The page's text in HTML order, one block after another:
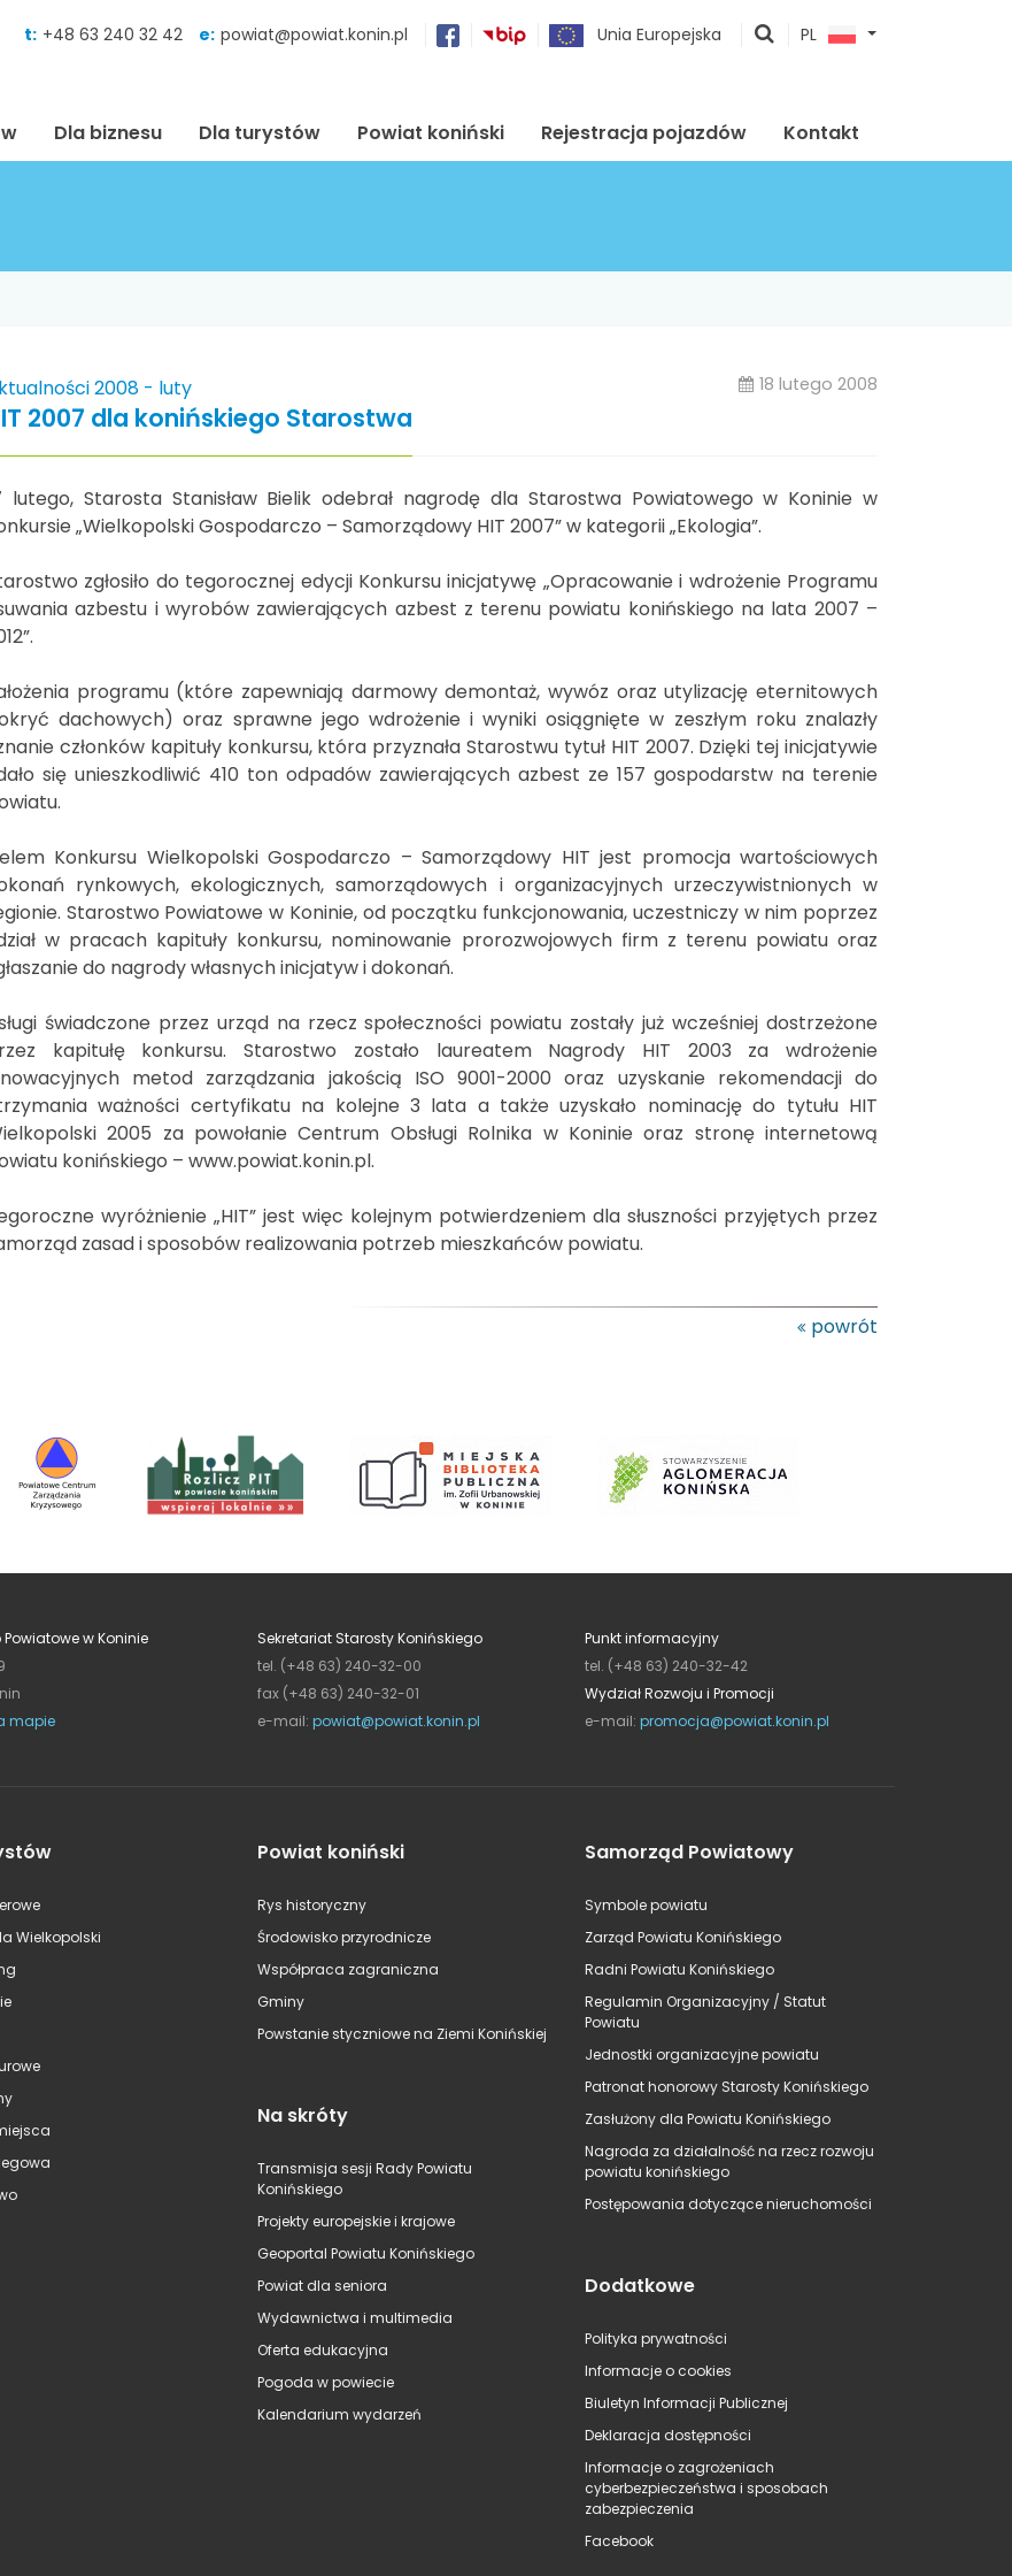
t: +48 63 240 32 42 e: powiat@powiat.konin.pl Unia Europejska
pokaż
PL
Dla biznesu Dla turystów Powiat koniński Rejestracja pojazdów Kontakt
2008 - luty 18 lutego 2008
2007 dla konińskiego Starostwa
lutego, Starosta Stanisław Bielik odebrał nagrodę dla Starostwa Powiatowego w Koninie w
„Wielkopolski Gospodarczo – Samorządowy HIT 2007” w kategorii „Ekologia”.
zgłosiło do tegorocznej edycji Konkursu inicjatywę „Opracowanie i wdrożenie Programu
azbestu i wyrobów zawierających azbest z terenu powiatu konińskiego na lata 2007 –
programu (które zapewniają darmowy demontaż, wywóz oraz utylizację eternitowych
dachowych) oraz sprawne jego wdrożenie i wyniki osiągnięte w zeszłym roku znalazły
członków kapituły konkursu, która przyznała Starostwu tytuł HIT 2007. Dzięki tej inicjatywie
się unieszkodliwić 410 ton odpadów zawierających azbest ze 157 gospodarstw na terenie
Konkursu Wielkopolski Gospodarczo – Samorządowy HIT jest promocja wartościowych
rynkowych, ekologicznych, samorządowych i organizacyjnych urzeczywistnionych w
Starostwo Powiatowe w Koninie, od początku funkcjonowania, uczestniczy w nim poprzez
w pracach kapituły konkursu, nominowanie prorozwojowych firm z terenu powiatu oraz
do nagrody własnych inicjatyw i dokonań.
świadczone przez urząd na rzecz społeczności powiatu zostały już wcześniej dostrzeżone
kapitułę konkursu. Starostwo zostało laureatem Nagrody HIT 2003 za wdrożenie
metod zarządzania jakością ISO 9001-2000 oraz uzyskanie rekomendacji do
ważności certyfikatu na kolejne 3 lata a także uzyskało nominację do tytułu HIT
2005 za powołanie Centrum Obsługi Rolnika w Koninie oraz stronę internetową
konińskiego – www.powiat.konin.pl.
wyróżnienie „HIT” jest więc kolejnym potwierdzeniem dla słuszności przyjętych przez
zasad i sposobów realizowania potrzeb mieszkańców powiatu.
powrót
w Koninie
mapie
Sekretariat Starosty Konińskiego
tel. (+48 63) 240-32-00
fax (+48 63) 240-32-01
e-mail: powiat@powiat.konin.pl
Punkt informacyjny
tel. (+48 63) 240-32-42
Wydział Rozwoju i Promocji
e-mail: promocja@powiat.konin.pl
Wielkopolski
Powiat koniński
Rys historyczny
Środowisko przyrodnicze
Współpraca zagraniczna
Gminy
Powstanie styczniowe na Ziemi Konińskiej
Na skróty
Transmisja sesji Rady Powiatu
Konińskiego
Projekty europejskie i krajowe
Geoportal Powiatu Konińskiego
Powiat dla seniora
Wydawnictwa i multimedia
Oferta edukacyjna
Pogoda w powiecie
Kalendarium wydarzeń
Samorząd Powiatowy
Symbole powiatu
Zarząd Powiatu Konińskiego
Radni Powiatu Konińskiego
Regulamin Organizacyjny / Statut
Powiatu
Jednostki organizacyjne powiatu
Patronat honorowy Starosty Konińskiego
Zasłużony dla Powiatu Konińskiego
Nagroda za działalność na rzecz rozwoju
powiatu konińskiego
Postępowania dotyczące nieruchomości
Dodatkowe
Polityka prywatności
Informacje o cookies
Biuletyn Informacji Publicznej
Deklaracja dostępności
Informacje o zagrożeniach
cyberbezpieczeństwa i sposobach
zabezpieczenia
Facebook